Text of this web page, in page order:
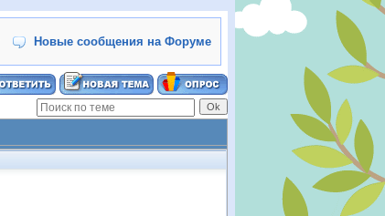
Новые сообщения на Форуме